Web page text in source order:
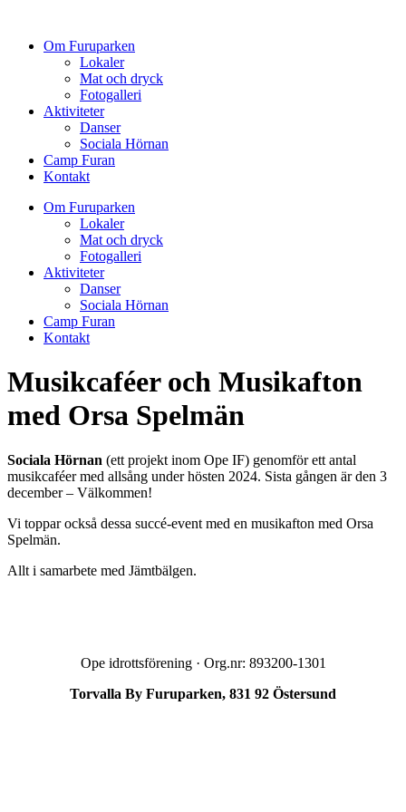
innehållOm Furuparken
Lokaler
Mat och dryck
Fotogalleri
Aktiviteter
Danser
Sociala Hörnan
Camp Furan
Kontakt
Om Furuparken
Lokaler
Mat och dryck
Fotogalleri
Aktiviteter
Danser
Sociala Hörnan
Camp Furan
Kontakt
Musikcaféer och Musikafton
med Orsa Spelmän
Sociala Hörnan (ett projekt inom Ope IF) genomför ett antal
musikcaféer med allsång under hösten 2024. Sista gången är den 3
december – Välkommen!
Vi toppar också dessa succé-event med en musikafton med Orsa
Spelmän.
Allt i samarbete med Jämtbälgen.
Ope idrottsförening · Org.nr: 893200-1301
Torvalla By Furuparken, 831 92 Östersund